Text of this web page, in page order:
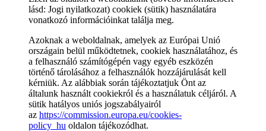
lásd: Jogi nyilatkozat) cookiek (sütik) használatára
vonatkozó információinkat találja meg.
Azoknak a weboldalnak, amelyek az Európai Unió
országain belül működtetnek, cookiek használatához, és
a felhasználó számítógépén vagy egyéb eszközén
történő tárolásához a felhasználók hozzájárulását kell
kérniük. Az alábbiak során tájékoztatjuk Önt az
általunk használt cookiekról és a használatuk céljáról. A
sütik hatályos uniós jogszabályairól
az https://commission.europa.eu/cookies-
policy_hu oldalon tájékozódhat.